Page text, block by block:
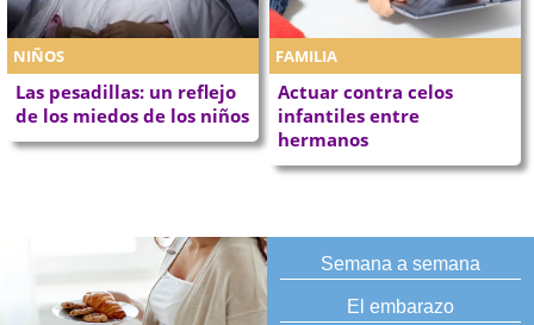
NIÑOS
Las pesadillas: un reflejo
de los miedos de los niños
FAMILIA
Actuar contra celos
infantiles entre
hermanos
Semana a semana
El embarazo